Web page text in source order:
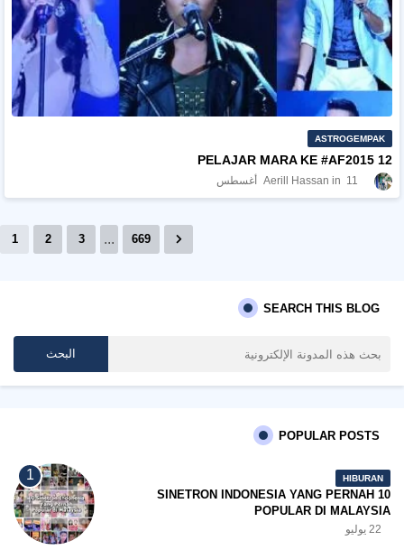
ASTROGEMPAK
12 PELAJAR MARA KE #AF2015
Aerill Hassan 11 أغسطس
1 2 3 ... 669
SEARCH THIS BLOG
POPULAR POSTS
HIBURAN
10 SINETRON INDONESIA YANG PERNAH
POPULAR DI MALAYSIA
22 يوليو